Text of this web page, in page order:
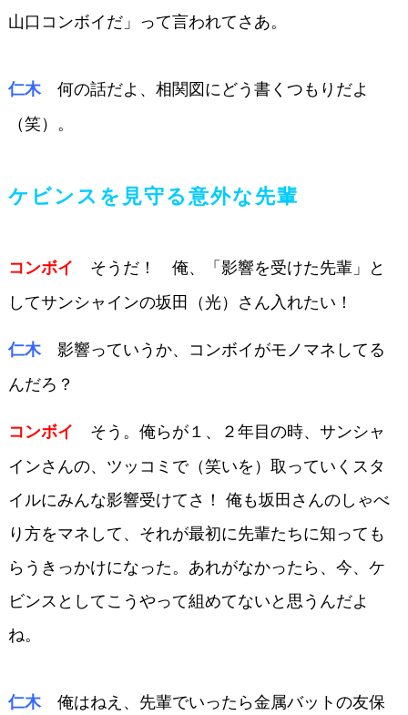
山口コンボイだ」って言われてさあ。
仁木何の話だよ、相関図にどう書くつもりだよ
（笑）。
ケビンスを見守る意外な先輩
コンボイ そうだ！ 俺、「影響を受けた先輩」と
してサンシャインの坂田（光）さん入れたい！
仁木影響っていうか、コンボイがモノマネしてる
んだろ？
コンボイ そう。俺らが１、２年目の時、サンシャ
インさんの、ツッコミで（笑いを）取っていくスタ
イルにみんな影響受けてさ！ 俺も坂田さんのしゃべ
り方をマネして、それが最初に先輩たちに知っても
らうきっかけになった。あれがなかったら、 今、ケ
ビンスとしてこうやって組めてないと思うんだよ
ね。
仁木俺はねえ、先輩でいったら金属バットの友保